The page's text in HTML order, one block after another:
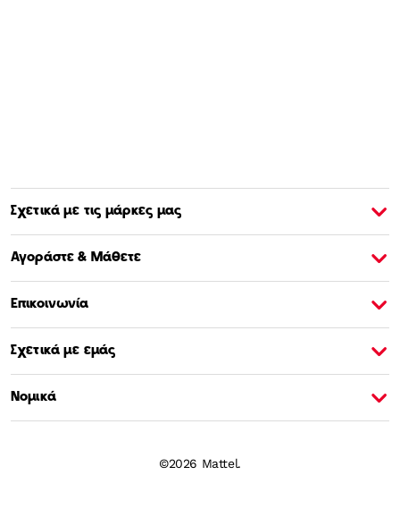
Σχετικά με τις μάρκες μας
Αγοράστε & Μάθετε
Επικοινωνία
Σχετικά με εμάς
Νομικά
©2026 Mattel.